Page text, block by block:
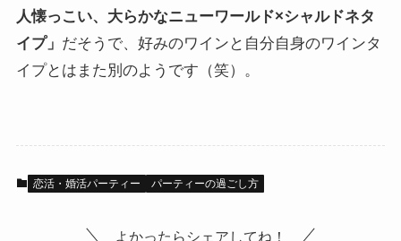
人懐っこい、大らかなニューワールド×シャルドネタ
イプ」 だそうで、好みのワインと自分自身のワインタ
イプとはまた別のようです（笑）。
恋活・婚活パーティー パーティーの過ごし方
よかったらシェアしてね！